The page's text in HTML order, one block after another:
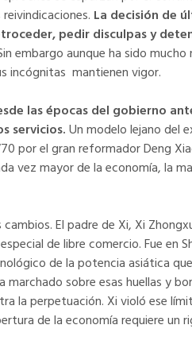
La decisión de
pedir disculpas y
embargo aunque ha sido
incógnitas mantienen vigor.
las épocas del gobierno
servicios.Un modelo lejano del
por el gran reformador Deng
vez mayor de la economía, la
El padre de Xi, Xi
de libre comercio. Fue en
de la potencia asiática
marchado sobre esas huellas y
la perpetuación. Xi violó ese
de la economía requiere un